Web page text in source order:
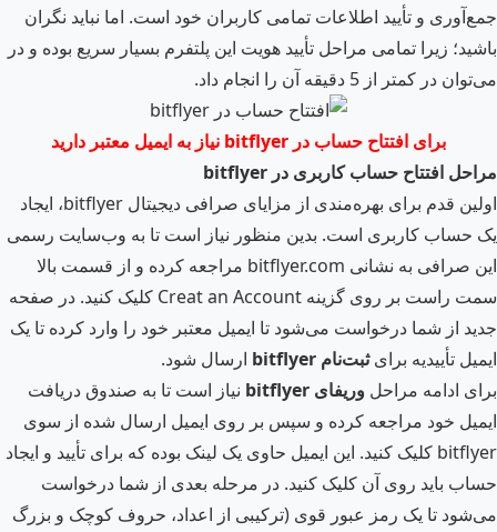
جمع‌آوری و تأیید اطلاعات تمامی کاربران خود است. اما نباید نگران
باشید؛ زیرا تمامی مراحل تأیید هویت این پلتفرم بسیار سریع بوده و در
می‌توان در کمتر از 5 دقیقه آن را انجام داد.
برای افتتاح حساب در bitflyer نیاز به ایمیل معتبر دارید
مراحل افتتاح حساب کاربری در bitflyer
اولین قدم برای بهره‌مندی از مزایای صرافی دیجیتال bitflyer، ایجاد
یک حساب کاربری است. بدین منظور نیاز است تا به وب‌سایت رسمی
این صرافی به نشانی bitflyer.com مراجعه کرده و از قسمت بالا
سمت راست بر روی گزینه Creat an Account کلیک کنید. در صفحه
جدید از شما درخواست می‌شود تا ایمیل معتبر خود را وارد کرده تا یک
ایمیل تأییدیه برایثبت‌نام bitflyer ارسال شود.
برای ادامه مراحل وریفای bitflyer نیاز است تا به صندوق دریافت
ایمیل خود مراجعه کرده و سپس بر روی ایمیل ارسال شده از سوی
bitflyer کلیک کنید. این ایمیل حاوی یک لینک بوده که برای تأیید و ایجاد
حساب باید روی آن کلیک کنید. در مرحله بعدی از شما درخواست
می‌شود تا یک رمز عبور قوی (ترکیبی از اعداد، حروف کوچک و بزرگ